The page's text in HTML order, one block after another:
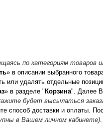
по категориям товаров
» в описании выбранного
или удалять отдельные
» в разделе " Корзина". Далее
будет высылаться
способ доставки и оплаты.
в Вашем личном кабинете)